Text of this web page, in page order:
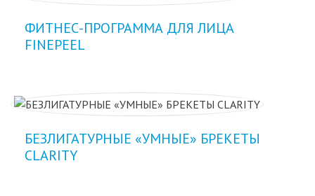
ФИТНЕС-ПРОГРАММА ДЛЯ ЛИЦА
FINEPEEL
БЕЗЛИГАТУРНЫЕ «УМНЫЕ» БРЕКЕТЫ
CLARITY